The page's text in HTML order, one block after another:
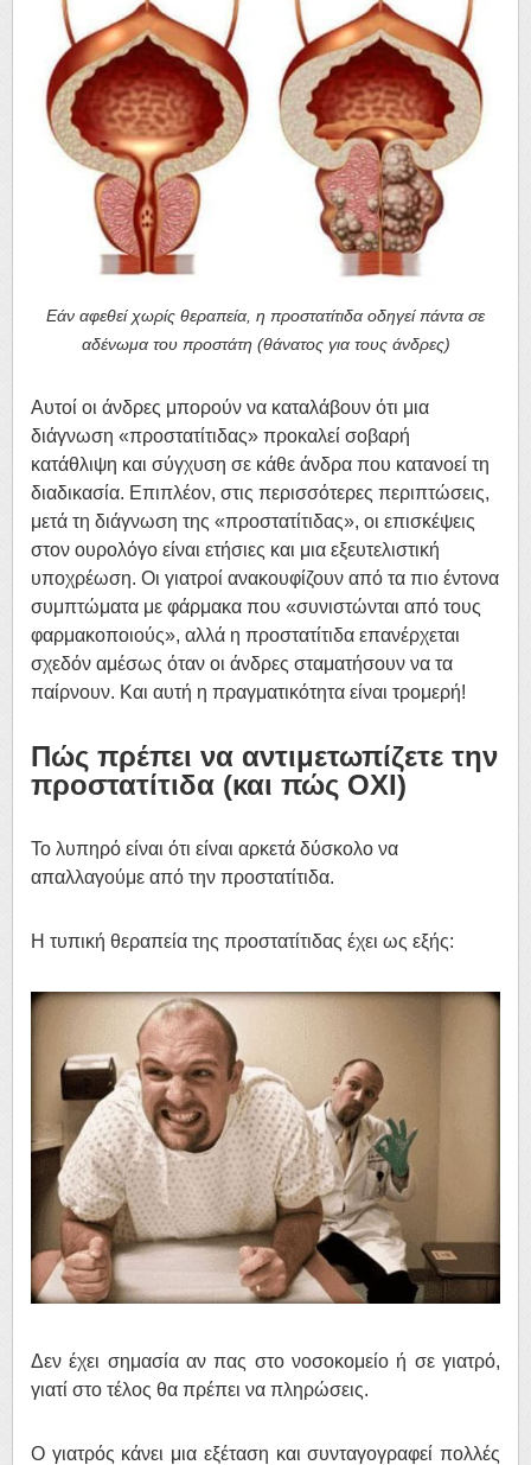
Εάν αφεθεί χωρίς θεραπεία, η προστατίτιδα οδηγεί πάντα σε
αδένωμα του προστάτη (θάνατος για τους άνδρες)
Αυτοί οι άνδρες μπορούν να καταλάβουν ότι μια
διάγνωση «προστατίτιδας» προκαλεί σοβαρή
κατάθλιψη και σύγχυση σε κάθε άνδρα που κατανοεί τη
διαδικασία. Επιπλέον, στις περισσότερες περιπτώσεις,
μετά τη διάγνωση της «προστατίτιδας», οι επισκέψεις
στον ουρολόγο είναι ετήσιες και μια εξευτελιστική
υποχρέωση. Οι γιατροί ανακουφίζουν από τα πιο έντονα
συμπτώματα με φάρμακα που «συνιστώνται από τους
φαρμακοποιούς», αλλά η προστατίτιδα επανέρχεται
σχεδόν αμέσως όταν οι άνδρες σταματήσουν να τα
παίρνουν. Και αυτή η πραγματικότητα είναι τρομερή!
Πώς πρέπει να αντιμετωπίζετε την
προστατίτιδα (και πώς ΟΧΙ)
Το λυπηρό είναι ότι είναι αρκετά δύσκολο να
απαλλαγούμε από την προστατίτιδα.
Η τυπική θεραπεία της προστατίτιδας έχει ως εξής:
Δεν έχει σημασία αν πας στο νοσοκομείο ή σε γιατρό,
γιατί στο τέλος θα πρέπει να πληρώσεις.
Ο γιατρός κάνει μια εξέταση και συνταγογραφεί πολλές